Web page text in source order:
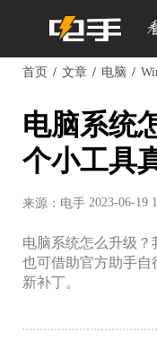
首页 文章 电脑
电脑系统
个小工具
来源：电手 2023-06-19
电脑系统怎么升级？
也可借助官方助手自
新补丁。